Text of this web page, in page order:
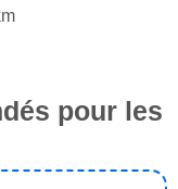
pour les